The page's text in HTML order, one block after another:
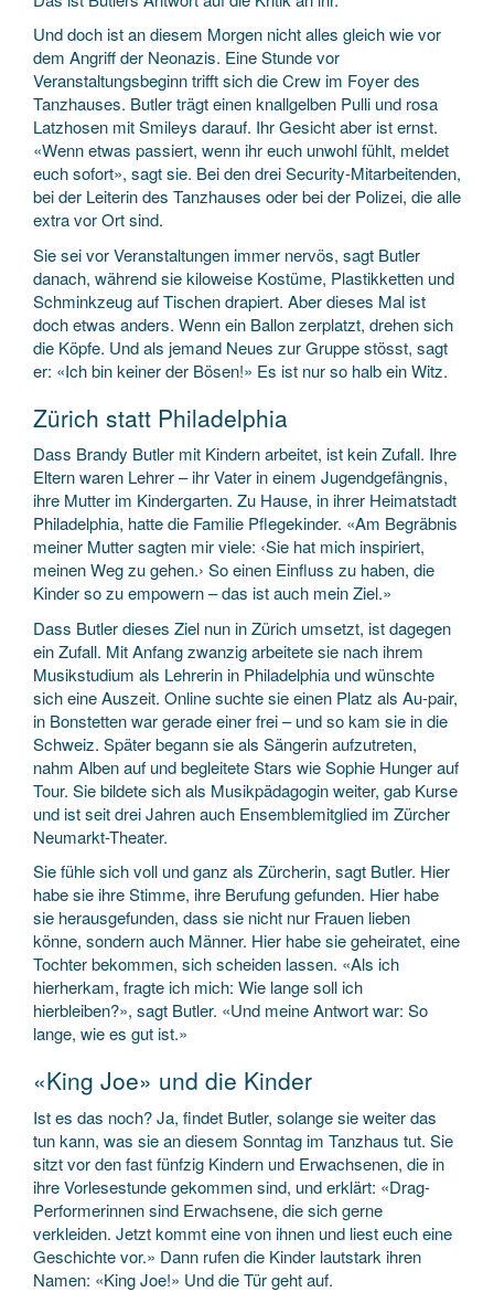
Und doch ist an diesem Morgen nicht alles gleich wie vor
dem Angriff der Neonazis. Eine Stunde vor
Veranstaltungsbeginn trifft sich die Crew im Foyer des
Tanzhauses. Butler trägt einen knallgelben Pulli und rosa
Latzhosen mit Smileys darauf. Ihr Gesicht aber ist ernst.
«Wenn etwas passiert, wenn ihr euch unwohl fühlt, meldet
euch sofort», sagt sie. Bei den drei Security-Mitarbeitenden,
bei der Leiterin des Tanzhauses oder bei der Polizei, die alle
extra vor Ort sind.
Sie sei vor Veranstaltungen immer nervös, sagt Butler
danach, während sie kiloweise Kostüme, Plastikketten und
Schminkzeug auf Tischen drapiert. Aber dieses Mal ist
doch etwas anders. Wenn ein Ballon zerplatzt, drehen sich
die Köpfe. Und als jemand Neues zur Gruppe stösst, sagt
er: «Ich bin keiner der Bösen!» Es ist nur so halb ein Witz.
Zürich statt Philadelphia
Dass Brandy Butler mit Kindern arbeitet, ist kein Zufall. Ihre
Eltern waren Lehrer – ihr Vater in einem Jugendgefängnis,
ihre Mutter im Kindergarten. Zu Hause, in ihrer Heimatstadt
Philadelphia, hatte die Familie Pflegekinder. «Am Begräbnis
meiner Mutter sagten mir viele: ‹Sie hat mich inspiriert,
meinen Weg zu gehen.› So einen Einfluss zu haben, die
Kinder so zu empowern – das ist auch mein Ziel.»
Dass Butler dieses Ziel nun in Zürich umsetzt, ist dagegen
ein Zufall. Mit Anfang zwanzig arbeitete sie nach ihrem
Musikstudium als Lehrerin in Philadelphia und wünschte
sich eine Auszeit. Online suchte sie einen Platz als Au-pair,
in Bonstetten war gerade einer frei – und so kam sie in die
Schweiz. Später begann sie als Sängerin aufzutreten,
nahm Alben auf und begleitete Stars wie Sophie Hunger auf
Tour. Sie bildete sich als Musikpädagogin weiter, gab Kurse
und ist seit drei Jahren auch Ensemblemitglied im Zürcher
Neumarkt-Theater.
Sie fühle sich voll und ganz als Zürcherin, sagt Butler. Hier
habe sie ihre Stimme, ihre Berufung gefunden. Hier habe
sie herausgefunden, dass sie nicht nur Frauen lieben
könne, sondern auch Männer. Hier habe sie geheiratet, eine
Tochter bekommen, sich scheiden lassen. «Als ich
hierherkam, fragte ich mich: Wie lange soll ich
hierbleiben?», sagt Butler. «Und meine Antwort war: So
lange, wie es gut ist.»
«King Joe» und die Kinder
Ist es das noch? Ja, findet Butler, solange sie weiter das
tun kann, was sie an diesem Sonntag im Tanzhaus tut. Sie
sitzt vor den fast fünfzig Kindern und Erwachsenen, die in
ihre Vorlesestunde gekommen sind, und erklärt: «Drag-
Performerinnen sind Erwachsene, die sich gerne
verkleiden. Jetzt kommt eine von ihnen und liest euch eine
Geschichte vor.» Dann rufen die Kinder lautstark ihren
Namen: «King Joe!» Und die Tür geht auf.